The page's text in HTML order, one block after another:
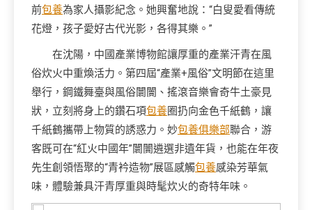
前包養為家人攝影紀念。她興奮地說：“白叟愛看傳統
花燈，孩子愛好古代光影，各得其樂。”
在沈陽，中國產業博物館讓厚重的產業汗青在風
俗炊火中重煥活力。第四屆“產業+風俗”文明節在這里
舉行，鋼鐵舞臺與風俗闤闠、搖滾音樂會奇牛土豪見
狀，立刻將身上的鑽石項包養圈扔向金色千紙鶴，讓
千紙鶴攜帶上物質的誘惑力。妙包養俱樂部聯合，游
客既可在“紅火中國年”闤闠遴選非遺年貨，也能在年夜
先生創領悟聚的“青衿造物”展區感觸包養感染芳華氣
味，體驗兼具汗青厚重與時髦炊火的奇特年味。